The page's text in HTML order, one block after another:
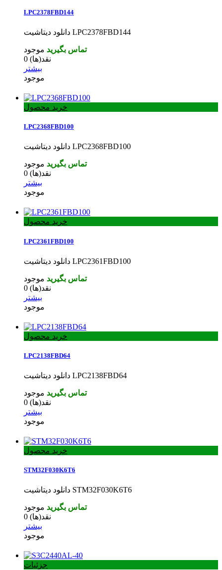
LPC2378FBD144
دانلود دیتاشیت LPC2378FBD144
تماس بگیرید موجود
0 نقد(ها)
بیشتر
موجود
خرید محصول
LPC2368FBD100
دانلود دیتاشیت LPC2368FBD100
تماس بگیرید موجود
0 نقد(ها)
بیشتر
موجود
خرید محصول
LPC2361FBD100
دانلود دیتاشیت LPC2361FBD100
تماس بگیرید موجود
0 نقد(ها)
بیشتر
موجود
خرید محصول
LPC2138FBD64
دانلود دیتاشیت LPC2138FBD64
تماس بگیرید موجود
0 نقد(ها)
بیشتر
موجود
خرید محصول
STM32F030K6T6
دانلود دیتاشیت STM32F030K6T6
تماس بگیرید موجود
0 نقد(ها)
بیشتر
موجود
جزئیات